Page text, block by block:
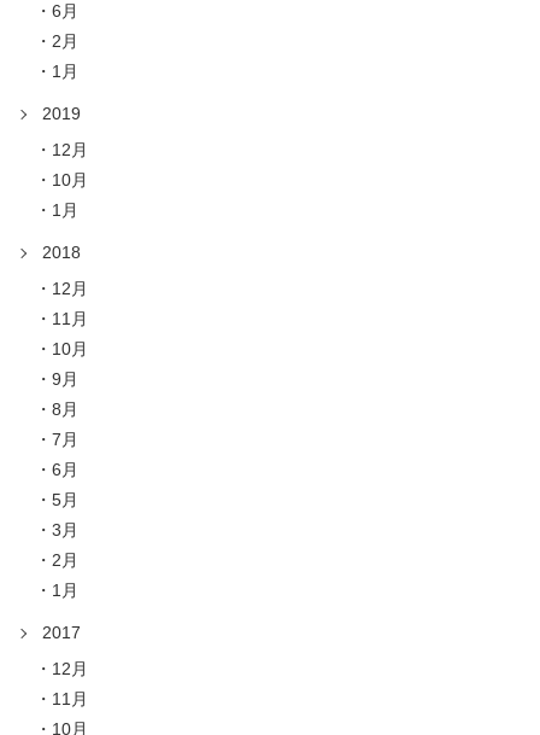
6月
2月
1月
2019
12月
10月
1月
2018
12月
11月
10月
9月
8月
7月
6月
5月
3月
2月
1月
2017
12月
11月
10月